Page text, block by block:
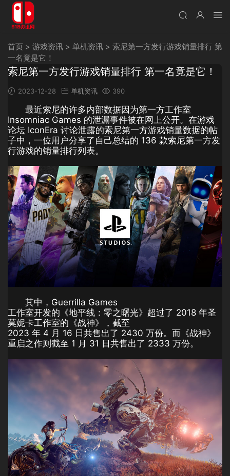
首页 > 游戏资讯 > 单机资讯 > 索尼第一方发行游戏销量排行 第
一名竟是它！
索尼第一方发行游戏销量排行 第一名竟是它！
2023-12-28 单机资讯 390
最近索尼的许多内部数据因为第一方工作室
Insomniac Games 的泄漏事件被在网上公开。在游戏
论坛 IconEra 讨论泄露的索尼第一方游戏销量数据的帖
子中，一位用户分享了自己总结的 136 款索尼第一方发
行游戏的销量排行列表。
其中，Guerrilla Games
工作室开发的《地平线：零之曙光》超过了 2018 年圣
莫妮卡工作室的《战神》，截至
2023 年 4 月 16 日共售出了 2430 万份。而《战神》
重启之作则截至 1 月 31 日共售出了 2333 万份。